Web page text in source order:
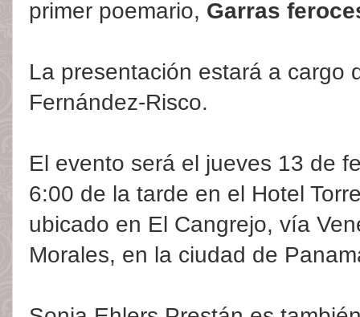
primer poemario, Garras
La presentación estará a cargo
Fernández-Risco.
El evento será el jueves 13 de
6:00 de la tarde en el Hotel
ubicado en El Cangrejo, vía
Morales, en la ciudad de